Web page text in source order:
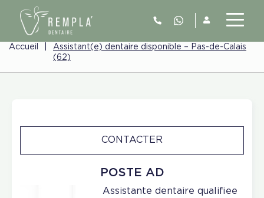
Accueil
Assistant(e) dentaire disponible – Pas-de-Calais
(62)
POSTE AD
CONTACTER
Assistante dentaire qualifiee